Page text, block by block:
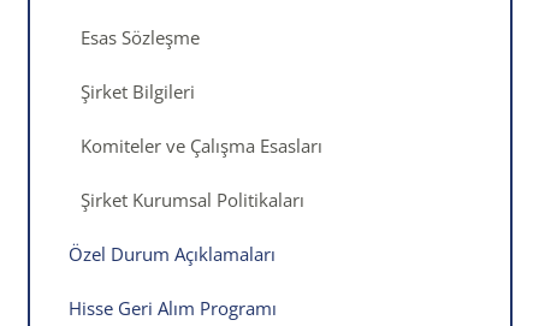
Esas Sözleşme
Şirket Bilgileri
Komiteler ve Çalışma Esasları
Şirket Kurumsal Politikaları
Özel Durum Açıklamaları
Hisse Geri Alım Programı